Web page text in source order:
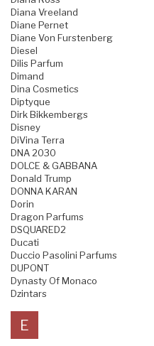
Diana Vreeland
Diane Pernet
Diane Von Furstenberg
Diesel
Dilis Parfum
Dimand
Dina Cosmetics
Diptyque
Dirk Bikkembergs
Disney
DiVina Terra
DNA 2030
DOLCE & GABBANA
Donald Trump
DONNA KARAN
Dorin
Dragon Parfums
DSQUARED2
Ducati
Duccio Pasolini Parfums
DUPONT
Dynasty Of Monaco
Dzintars
E